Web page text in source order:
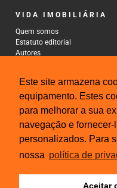
Este site armazena
equipamento. Estes
para melhorar a sua
navegação e
personalizados. Para
nossa política de
Aceitar
VIDA IMOBILIÁRIA
Quem somos
Estatuto editorial
Autores
CONTACTOS
Rua Gonçalo Cristovão, 185 - 6º
4000-269 Porto
Tel: 222 085 009
Fax: 222 085 010
Email: gestao@iberinmo.com